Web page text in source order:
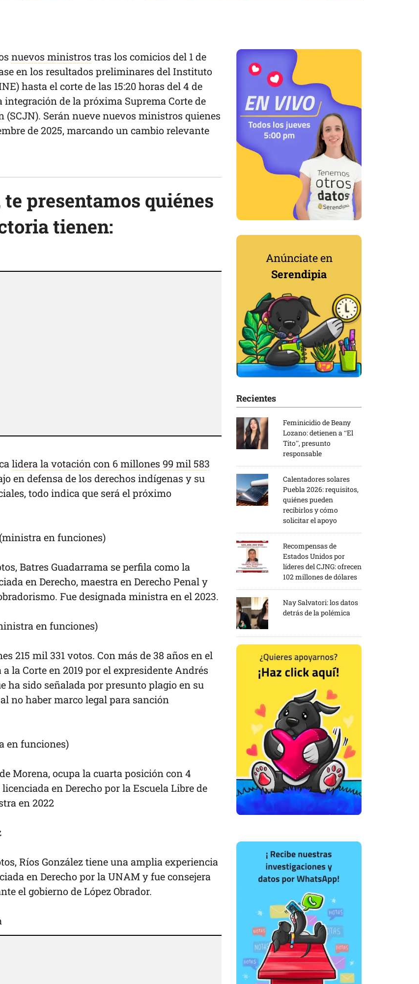
nuevos ministros tras los comicios del 1 de
en los resultados preliminares del Instituto
hasta el corte de las 15:20 horas del 4 de
integración de la próxima Suprema Corte de
(SCJN). Serán nueve nuevos ministros quienes
de 2025, marcando un cambio relevante
presentamos quiénes
tienen:
lidera la votación con 6 millones 99 mil 583
en defensa de los derechos indígenas y su
todo indica que será el próximo
(ministra en funciones)
Batres Guadarrama se perfila como la
en Derecho, maestra en Derecho Penal y
Fue designada ministra en el 2023.
en funciones)
215 mil 331 votos. Con más de 38 años en el
la Corte en 2019 por el expresidente Andrés
ha sido señalada por presunto plagio en su
no haber marco legal para sanción
en funciones)
Morena, ocupa la cuarta posición con 4
en Derecho por la Escuela Libre de
en 2022
Ríos González tiene una amplia experiencia
en Derecho por la UNAM y fue consejera
el gobierno de López Obrador.
Anúnciate en
Serendipia
Recientes
Feminicidio de Beany
Lozano: detienen a “El
Tito”, presunto
responsable
Calentadores solares
Puebla 2026: requisitos,
quiénes pueden
recibirlos y cómo
solicitar el apoyo
Recompensas de
Estados Unidos por
líderes del CJNG: ofrecen
102 millones de dólares
Nay Salvatori: los datos
detrás de la polémica